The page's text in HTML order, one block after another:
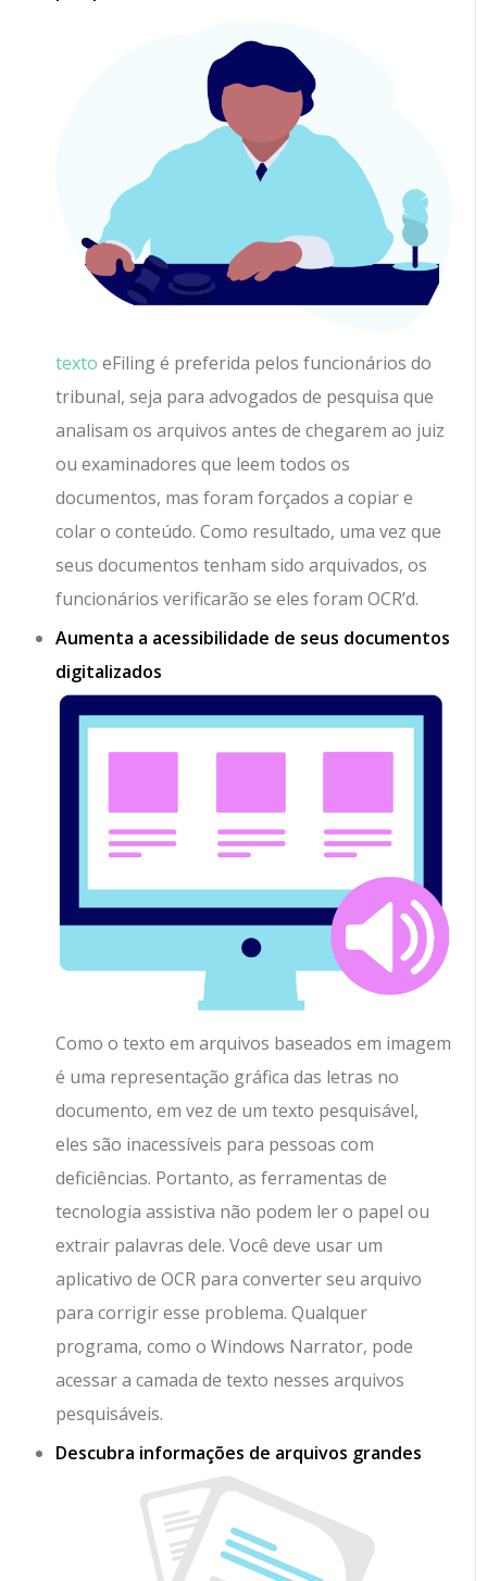
texto eFiling é preferida pelos funcionários do
tribunal, seja para advogados de pesquisa que
analisam os arquivos antes de chegarem ao juiz
ou examinadores que leem todos os
documentos, mas foram forçados a copiar e
colar o conteúdo. Como resultado, uma vez que
seus documentos tenham sido arquivados, os
funcionários verificarão se eles foram OCR’d.
Aumenta a acessibilidade de seus documentos
digitalizados
Como o texto em arquivos baseados em imagem
é uma representação gráfica das letras no
documento, em vez de um texto pesquisável,
eles são inacessíveis para pessoas com
deficiências. Portanto, as ferramentas de
tecnologia assistiva não podem ler o papel ou
extrair palavras dele. Você deve usar um
aplicativo de OCR para converter seu arquivo
para corrigir esse problema. Qualquer
programa, como o Windows Narrator, pode
acessar a camada de texto nesses arquivos
pesquisáveis.
Descubra informações de arquivos grandes